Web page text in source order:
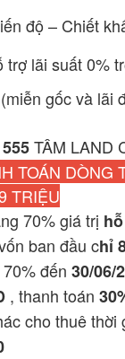
độ – Chiết
trợ lãi suất 0%
gốc và lãi
TÂM LAND
TOÁN DÒNG
TRIỆU
70% giá trị
ban đầu chỉ
đến 30/06/
, thanh toán
cho thuê thời